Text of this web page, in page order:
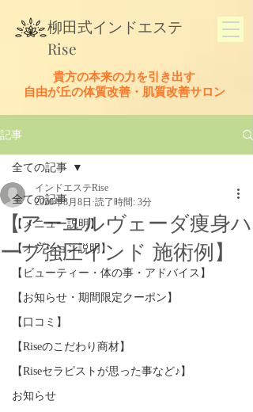
貴方の本来の力を引き出す
​自由が丘の体質改善・肌質改善サロン
​柳田式インドエステ
Rise
記事
全ての記事
【メニュー説明】
【オプション説明】
【ビューティー・体の事・アドバイス】
【お知らせ・期間限定クーポン】
【口コミ】
【Riseのこだわり商材】
【Riseセラピストが思った事など♪】
お知らせ
全ての記事
【アーユルヴェーダ痩身ハ
ーブ強圧インド 施術例】
インドエステRise
2020年8月8日 読了時間: 3分